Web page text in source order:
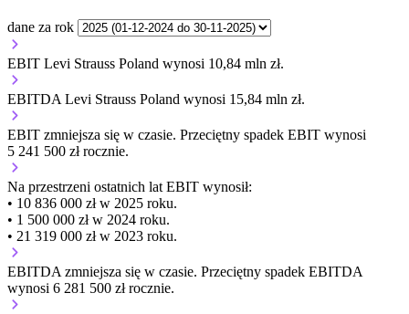
dane za rok
EBIT Levi Strauss Poland wynosi 10,84 mln zł.
EBITDA Levi Strauss Poland wynosi 15,84 mln zł.
EBIT zmniejsza się w czasie. Przeciętny spadek EBIT wynosi
5 241 500 zł rocznie.
Na przestrzeni ostatnich lat EBIT wynosił:
• 10 836 000 zł w 2025 roku.
• 1 500 000 zł w 2024 roku.
• 21 319 000 zł w 2023 roku.
EBITDA zmniejsza się w czasie. Przeciętny spadek EBITDA
wynosi 6 281 500 zł rocznie.